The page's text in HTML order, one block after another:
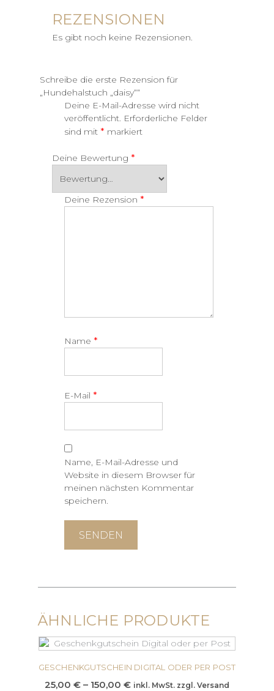
REZENSIONEN
Es gibt noch keine Rezensionen.
Schreibe die erste Rezension für
„Hundehalstuch „daisy““
Deine E-Mail-Adresse wird nicht
veröffentlicht. Erforderliche Felder
sind mit* markiert
Deine Bewertung*
Deine Rezension*
Name*
E-Mail*
Name, E-Mail-Adresse und
Website in diesem Browser für
meinen nächsten Kommentar
speichern.
ÄHNLICHE PRODUKTE
GESCHENKGUTSCHEIN DIGITAL ODER PER POST
25,00 € – 150,00 €Preisspanne:
inkl. MwSt. zzgl. Versand